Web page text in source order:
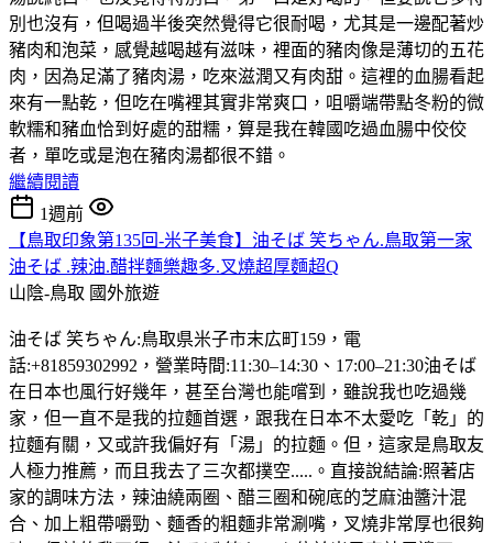
別也沒有，但喝過半後突然覺得它很耐喝，尤其是一邊配著炒
豬肉和泡菜，感覺越喝越有滋味，裡面的豬肉像是薄切的五花
肉，因為足滿了豬肉湯，吃來滋潤又有肉甜。這裡的血腸看起
來有一點乾，但吃在嘴裡其實非常爽口，咀嚼端帶點冬粉的微
軟糯和豬血恰到好處的甜糯，算是我在韓國吃過血腸中佼佼
者，單吃或是泡在豬肉湯都很不錯。
繼續閱讀
1週前
【鳥取印象第135回-米子美食】油そば 笑ちゃん.鳥取第一家
油そば .辣油.醋拌麵樂趣多.叉燒超厚麵超Q
山陰-鳥取 國外旅遊
油そば 笑ちゃん:鳥取県米子市末広町159，電
話:+81859302992，營業時間:11:30–14:30、17:00–21:30油そば
在日本也風行好幾年，甚至台灣也能嚐到，雖說我也吃過幾
家，但一直不是我的拉麵首選，跟我在日本不太愛吃「乾」的
拉麵有關，又或許我偏好有「湯」的拉麵。但，這家是鳥取友
人極力推薦，而且我去了三次都撲空.....。直接說結論:照著店
家的調味方法，辣油繞兩圈、醋三圈和碗底的芝麻油醬汁混
合、加上粗帶嚼勁、麵香的粗麵非常涮嘴，叉燒非常厚也很夠